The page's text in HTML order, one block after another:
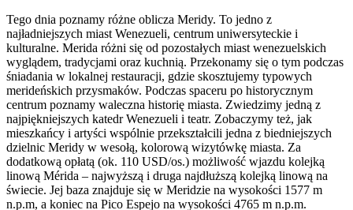
Tego dnia poznamy różne oblicza Meridy. To jedno z
najładniejszych miast Wenezueli, centrum uniwersyteckie i
kulturalne. Merida różni się od pozostałych miast wenezuelskich
wyglądem, tradycjami oraz kuchnią. Przekonamy się o tym podczas
śniadania w lokalnej restauracji, gdzie skosztujemy typowych
merideńskich przysmaków. Podczas spaceru po historycznym
centrum poznamy waleczna historię miasta. Zwiedzimy jedną z
najpiękniejszych katedr Wenezueli i teatr. Zobaczymy też, jak
mieszkańcy i artyści wspólnie przekształcili jedna z biedniejszych
dzielnic Meridy w wesołą, kolorową wizytówkę miasta. Za
dodatkową opłatą (ok. 110 USD/os.) możliwość wjazdu kolejką
linową Mérida – najwyższą i druga najdłuższą kolejką linową na
świecie. Jej baza znajduje się w Meridzie na wysokości 1577 m
n.p.m, a koniec na Pico Espejo na wysokości 4765 m n.p.m.